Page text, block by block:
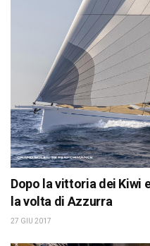
Dopo la vittoria dei Kiwi
la volta di Azzurra
27 GIU 2017